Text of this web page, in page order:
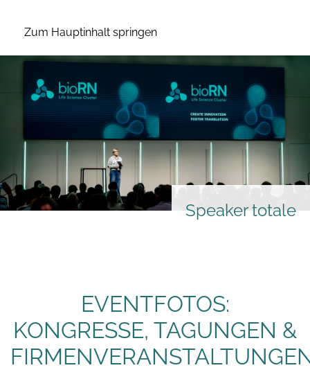
Zum Hauptinhalt springen
Speaker totale
EVENTFOTOS:
KONGRESSE, TAGUNGEN &